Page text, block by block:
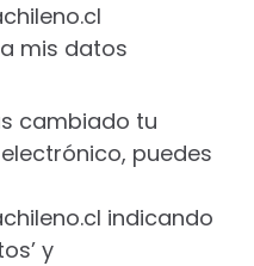
mis datos
cambiado tu
puedes
indicando
y